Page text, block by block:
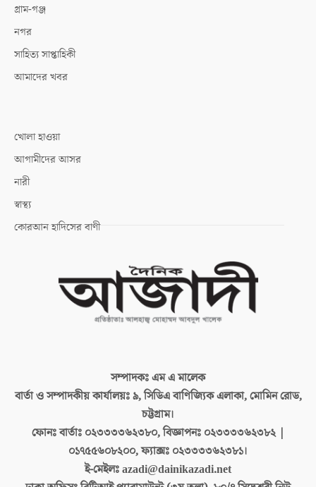
গ্রাম-গঞ্জ
নগর
সাহিত্য সাপ্তাহিকী
আমাদের খবর
খোলা হাওয়া
আগামীদের আসর
নারী
স্বাস্থ্য
কোরআন হাদিসের বাণী
সম্পাদকঃএম এ মালেক
বার্তা ও সম্পাদকীয় কার্যালয়ঃ৯, সিডিএ বাণিজ্যিক এলাকা, মোমিন রোড,
চট্টগ্রাম।
ফোনঃ বার্তাঃ ০২৩৩৩৩৬২৩৮০, বিজ্ঞাপনঃ ০২৩৩৩৩৬২৩৮২ |
০১৭৫৫৬০৮২০০, ফ্যাক্সঃ ০২৩৩৩৩৬২৩৮১।
ই-মেইলঃazadi@dainikazadi.net